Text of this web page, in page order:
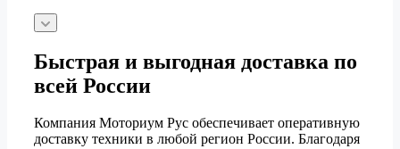
Быстрая и выгодная доставка по
всей России
Компания Моториум Рус обеспечивает оперативную
доставку техники в любой регион России. Благодаря